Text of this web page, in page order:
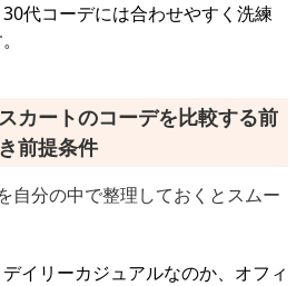
代コーデには合わせやすく洗練
カートのコーデを比較する前
前提条件
自分の中で整理しておくとスムー
デイリーカジュアルなのか、オフィ